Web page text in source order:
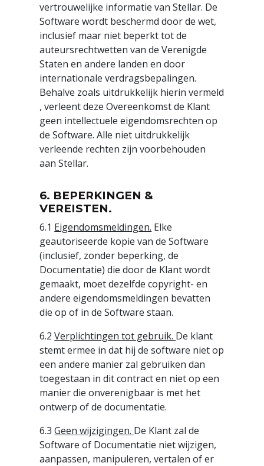
vertrouwelijke informatie van Stellar. De
Software wordt beschermd door de wet,
inclusief maar niet beperkt tot de
auteursrechtwetten van de Verenigde
Staten en andere landen en door
internationale verdragsbepalingen.
Behalve zoals uitdrukkelijk hierin vermeld
, verleent deze Overeenkomst de Klant
geen intellectuele eigendomsrechten op
de Software. Alle niet uitdrukkelijk
verleende rechten zijn voorbehouden
aan Stellar.
6. BEPERKINGEN &
VEREISTEN.
6.1 Eigendomsmeldingen. Elke
geautoriseerde kopie van de Software
(inclusief, zonder beperking, de
Documentatie) die door de Klant wordt
gemaakt, moet dezelfde copyright- en
andere eigendomsmeldingen bevatten
die op of in de Software staan.
6.2Verplichtingen tot gebruik. De klant
stemt ermee in dat hij de software niet op
een andere manier zal gebruiken dan
toegestaan in dit contract en niet op een
manier die onverenigbaar is met het
ontwerp of de documentatie.
6.3Geen wijzigingen. De Klant zal de
Software of Documentatie niet wijzigen,
aanpassen, manipuleren, vertalen of er